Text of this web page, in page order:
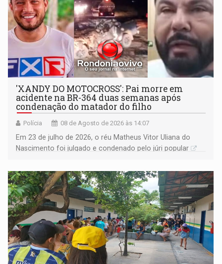
'XANDY DO MOTOCROSS': Pai morre em
acidente na BR-364 duas semanas após
condenação do matador do filho
Polícia 08 de Agosto de 2026 às 14:07
Em 23 de julho de 2026, o réu Matheus Vitor Uliana do
Nascimento foi julgado e condenado pelo júri popular